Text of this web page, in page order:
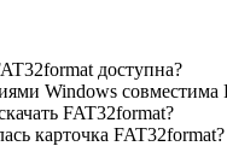
доступна?
Windows совместима
FAT32format?
карточка FAT32format?